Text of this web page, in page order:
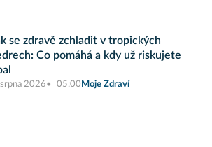
se zdravě zchladit v tropických
Co pomáhá a kdy už riskujete
2026 05:00 Moje Zdraví